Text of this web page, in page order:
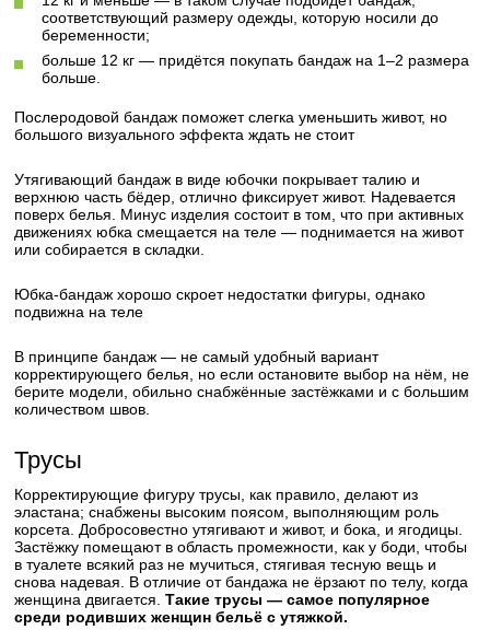
соответствующий размеру одежды, которую носили до
беременности;
больше 12 кг — придётся покупать бандаж на 1–2 размера
больше.
Послеродовой бандаж поможет слегка уменьшить живот, но
большого визуального эффекта ждать не стоит
Утягивающий бандаж в виде юбочки покрывает талию и
верхнюю часть бёдер, отлично фиксирует живот. Надевается
поверх белья. Минус изделия состоит в том, что при активных
движениях юбка смещается на теле — поднимается на живот
или собирается в складки.
Юбка-бандаж хорошо скроет недостатки фигуры, однако
подвижна на теле
В принципе бандаж — не самый удобный вариант
корректирующего белья, но если остановите выбор на нём, не
берите модели, обильно снабжённые застёжками и с большим
количеством швов.
Трусы
Корректирующие фигуру трусы, как правило, делают из
эластана; снабжены высоким поясом, выполняющим роль
корсета. Добросовестно утягивают и живот, и бока, и ягодицы.
Застёжку помещают в область промежности, как у боди, чтобы
в туалете всякий раз не мучиться, стягивая тесную вещь и
снова надевая. В отличие от бандажа не ёрзают по телу, когда
женщина двигается.Такие трусы — самое популярное
среди родивших женщин бельё с утяжкой.